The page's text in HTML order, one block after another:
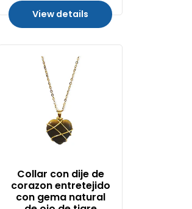
View details
Collar con dije de
corazon entretejido
con gema natural